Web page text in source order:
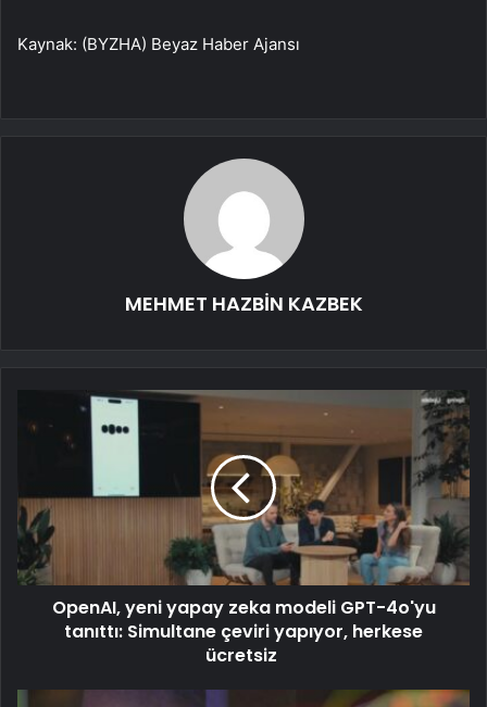
Kaynak: (BYZHA) Beyaz Haber Ajansı
MEHMET HAZBİN KAZBEK
OpenAI, yeni yapay zeka modeli GPT-4o'yu
tanıttı: Simultane çeviri yapıyor, herkese
ücretsiz